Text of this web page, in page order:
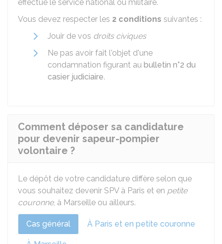
effectué le service national ou militaire.
Vous devez respecter les 2 conditions suivantes :
Jouir de vos droits civiques
Ne pas avoir fait l'objet d'une
condamnation figurant au bulletin n°2 du
casier judiciaire.
Comment déposer sa candidature
pour devenir sapeur-pompier
volontaire ?
Le dépôt de votre candidature diffère selon que
vous souhaitez devenir SPV à Paris et en petite
couronne, à Marseille ou ailleurs.
Cas général À Paris et en petite couronne